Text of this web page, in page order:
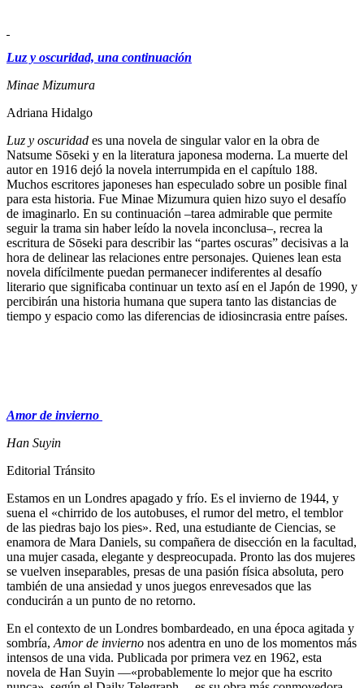
Luz y oscuridad, una continuación
Minae Mizumura
Adriana Hidalgo
Luz y oscuridad es una novela de singular valor en la obra de
Natsume Sōseki y en la literatura japonesa moderna. La muerte del
autor en 1916 dejó la novela interrumpida en el capítulo 188.
Muchos escritores japoneses han especulado sobre un posible final
para esta historia. Fue Minae Mizumura quien hizo suyo el desafío
de imaginarlo. En su continuación –tarea admirable que permite
seguir la trama sin haber leído la novela inconclusa–, recrea la
escritura de Sōseki para describir las “partes oscuras” decisivas a la
hora de delinear las relaciones entre personajes. Quienes lean esta
novela difícilmente puedan permanecer indiferentes al desafío
literario que significaba continuar un texto así en el Japón de 1990, y
percibirán una historia humana que supera tanto las distancias de
tiempo y espacio como las diferencias de idiosincrasia entre países.
Amor de invierno
Han Suyin
Editorial Tránsito
Estamos en un Londres apagado y frío. Es el invierno de 1944, y
suena el «chirrido de los autobuses, el rumor del metro, el temblor
de las piedras bajo los pies». Red, una estudiante de Ciencias, se
enamora de Mara Daniels, su compañera de disección en la facultad,
una mujer casada, elegante y despreocupada. Pronto las dos mujeres
se vuelven inseparables, presas de una pasión física absoluta, pero
también de una ansiedad y unos juegos enrevesados que las
conducirán a un punto de no retorno.
En el contexto de un Londres bombardeado, en una época agitada y
sombría, Amor de invierno nos adentra en uno de los momentos más
intensos de una vida. Publicada por primera vez en 1962, esta
novela de Han Suyin —«probablemente lo mejor que ha escrito